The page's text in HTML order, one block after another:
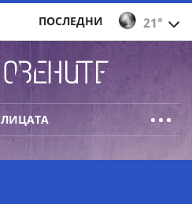
ЛИЦАТА
21°
ПОСЛЕДНИ